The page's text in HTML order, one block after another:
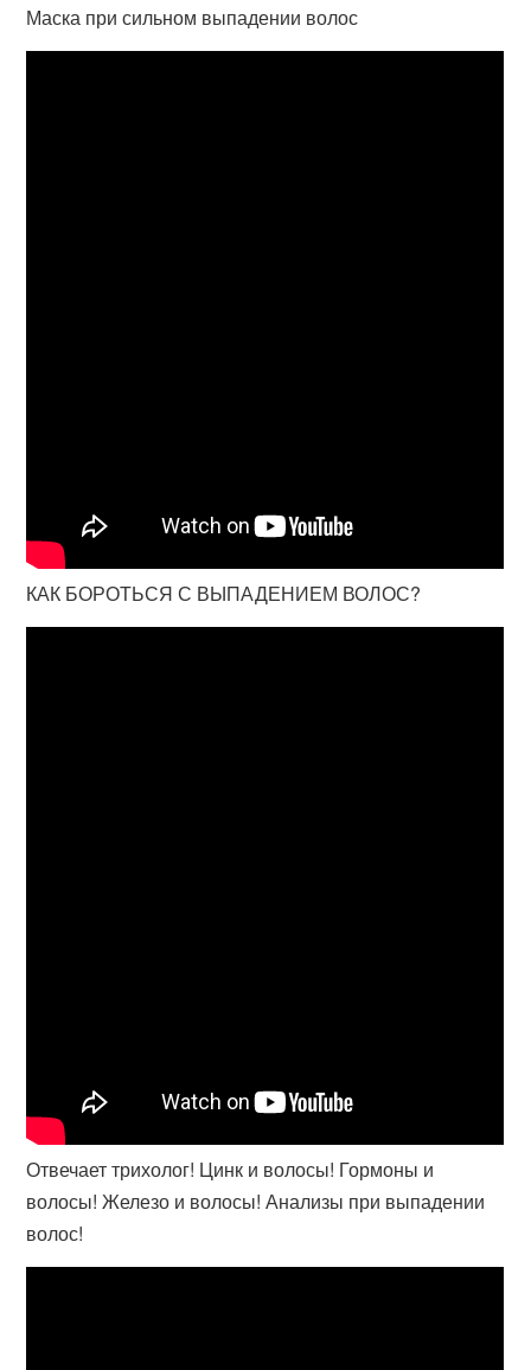
Маска при сильном выпадении волос
КАК БОРОТЬСЯ С ВЫПАДЕНИЕМ ВОЛОС?
Отвечает трихолог! Цинк и волосы! Гормоны и
волосы! Железо и волосы! Анализы при выпадении
волос!